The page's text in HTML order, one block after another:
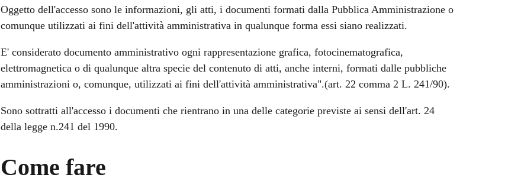
Oggetto dell'accesso sono le informazioni, gli atti, i documenti formati dalla Pubblica Amministrazione o
comunque utilizzati ai fini dell'attività amministrativa in qualunque forma essi siano realizzati.
E' considerato documento amministrativo ogni rappresentazione grafica, fotocinematografica,
elettromagnetica o di qualunque altra specie del contenuto di atti, anche interni, formati dalle pubbliche
amministrazioni o, comunque, utilizzati ai fini dell'attività amministrativa".(art. 22 comma 2 L. 241/90).
Sono sottratti all'accesso i documenti che rientrano in una delle categorie previste ai sensi dell'art. 24
della legge n.241 del 1990.
Come fare